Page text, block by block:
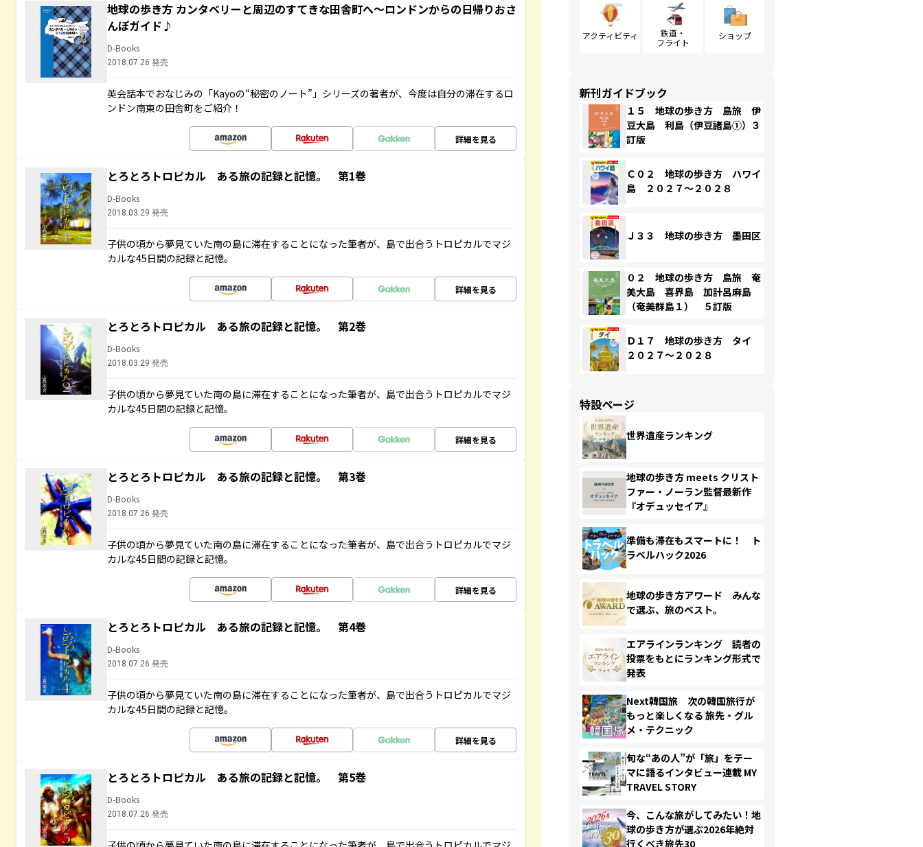
地球の歩き方 カンタベリーと周辺のすてきな田舎町へ～ロンドンからの日帰りおさ
んぽガイド♪
D-Books
2018.07.26 発売
英会話本でおなじみの「Kayoの“秘密のノート”」シリーズの著者が、今度は自分の滞在するロ
ンドン南東の田舎町をご紹介！
詳細を見る
とろとろトロピカル ある旅の記録と記憶。 第1巻
D-Books
2018.03.29 発売
子供の頃から夢見ていた南の島に滞在することになった筆者が、島で出合うトロピカルでマジ
カルな45日間の記録と記憶。
詳細を見る
とろとろトロピカル ある旅の記録と記憶。 第2巻
D-Books
2018.03.29 発売
子供の頃から夢見ていた南の島に滞在することになった筆者が、島で出合うトロピカルでマジ
カルな45日間の記録と記憶。
詳細を見る
とろとろトロピカル ある旅の記録と記憶。 第3巻
D-Books
2018.07.26 発売
子供の頃から夢見ていた南の島に滞在することになった筆者が、島で出合うトロピカルでマジ
カルな45日間の記録と記憶。
詳細を見る
とろとろトロピカル ある旅の記録と記憶。 第4巻
D-Books
2018.07.26 発売
子供の頃から夢見ていた南の島に滞在することになった筆者が、島で出合うトロピカルでマジ
カルな45日間の記録と記憶。
詳細を見る
とろとろトロピカル ある旅の記録と記憶。 第5巻
D-Books
2018.07.26 発売
アクティビティ
鉄道・
フライト
ショップ
新刊ガイドブック
１５ 地球の歩き方 島旅 伊
豆大島 利島（伊豆諸島①）３
訂版
Ｃ０２ 地球の歩き方 ハワイ
島 ２０２７～２０２８
Ｊ３３ 地球の歩き方 墨田区
０２ 地球の歩き方 島旅 奄
美大島 喜界島 加計呂麻島
（奄美群島１） ５訂版
Ｄ１７ 地球の歩き方 タイ
２０２７～２０２８
特設ページ
世界遺産ランキング
地球の歩き方 meets クリスト
ファー・ノーラン監督最新作
『オデュッセイア』
準備も滞在もスマートに！ ト
ラベルハック2026
地球の歩き方アワード みんな
で選ぶ、旅のベスト。
エアラインランキング 読者の
投票をもとにランキング形式で
発表
Next韓国旅 次の韓国旅行が
もっと楽しくなる 旅先・グル
メ・テクニック
旬な“あの人”が「旅」をテー
マに語るインタビュー連載 MY
TRAVEL STORY
今、こんな旅がしてみたい！地
球の歩き方が選ぶ2026年絶対
行くべき旅先30